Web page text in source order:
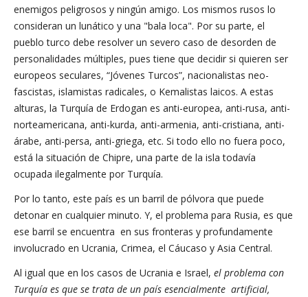
enemigos peligrosos y ningún amigo. Los mismos rusos lo
consideran un lunático y una "bala loca". Por su parte, el
pueblo turco debe resolver un severo caso de desorden de
personalidades múltiples, pues tiene que decidir si quieren ser
europeos seculares, “Jóvenes Turcos”, nacionalistas neo-
fascistas, islamistas radicales, o Kemalistas laicos. A estas
alturas, la Turquía de Erdogan es anti-europea, anti-rusa, anti-
norteamericana, anti-kurda, anti-armenia, anti-cristiana, anti-
árabe, anti-persa, anti-griega, etc. Si todo ello no fuera poco,
está la situación de Chipre, una parte de la isla todavía
ocupada ilegalmente por Turquía.
Por lo tanto, este país es un barril de pólvora que puede
detonar en cualquier minuto. Y, el problema para Rusia, es que
ese barril se encuentra en sus fronteras y profundamente
involucrado en Ucrania, Crimea, el Cáucaso y Asia Central.
Al igual que en los casos de Ucrania e Israel, el problema con
Turquía es que se trata de un país esencialmente artificial,